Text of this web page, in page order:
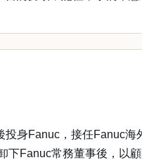
投身Fanuc，接任Fanuc
下Fanuc常務董事後，以